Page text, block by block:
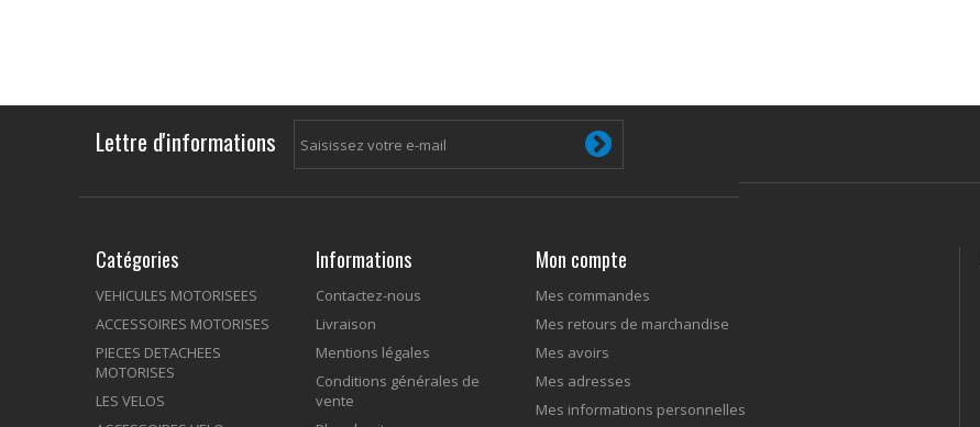
Lettre d'informations
Catégories
VEHICULES MOTORISEES
ACCESSOIRES MOTORISES
PIECES DETACHEES
MOTORISES
LES VELOS
Informations
Contactez-nous
Livraison
Mentions légales
Conditions générales de
vente
Mon compte
Mes commandes
Mes retours de marchandise
Mes avoirs
Mes adresses
Mes informations personnelles